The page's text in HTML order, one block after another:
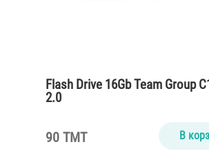
Flash Drive 16Gb Team Group
2.0
90 TMT В